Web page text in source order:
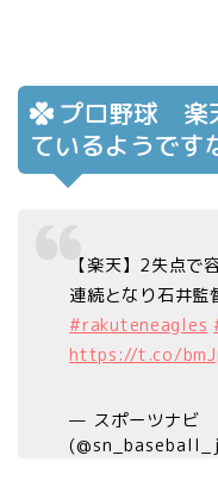
プロ野球 楽
ているようです
【楽天】2失点で
連続となり石井監
#rakuteneagles
https://t.co/
— スポーツナビ